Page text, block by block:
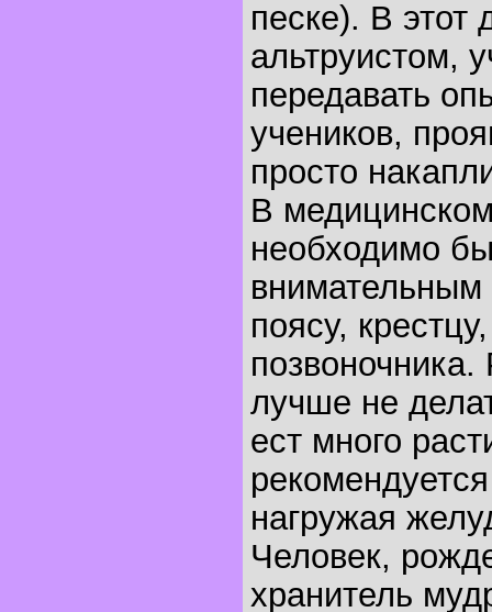
песке). В этот
альтруистом,
передавать
учеников,
просто
В
необходимо
внимательным
поясу,
лучше не
ест много
нагружая
Человек,
хранитель